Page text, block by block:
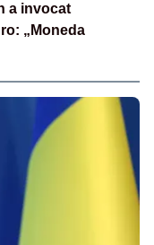
a invocat
„Moneda